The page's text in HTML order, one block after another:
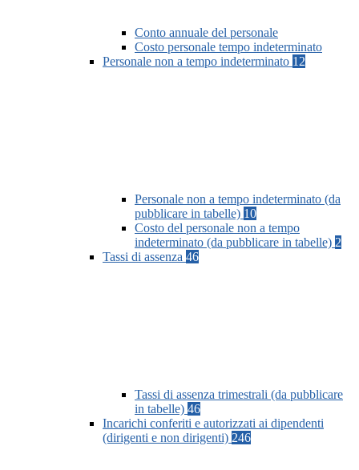
Conto annuale del personale
Costo personale tempo indeterminato
Personale non a tempo indeterminato 12
Personale non a tempo indeterminato (da
pubblicare in tabelle) 10
Costo del personale non a tempo
indeterminato (da pubblicare in tabelle) 2
Tassi di assenza 46
Tassi di assenza trimestrali (da pubblicare
in tabelle) 46
Incarichi conferiti e autorizzati ai dipendenti
(dirigenti e non dirigenti) 246